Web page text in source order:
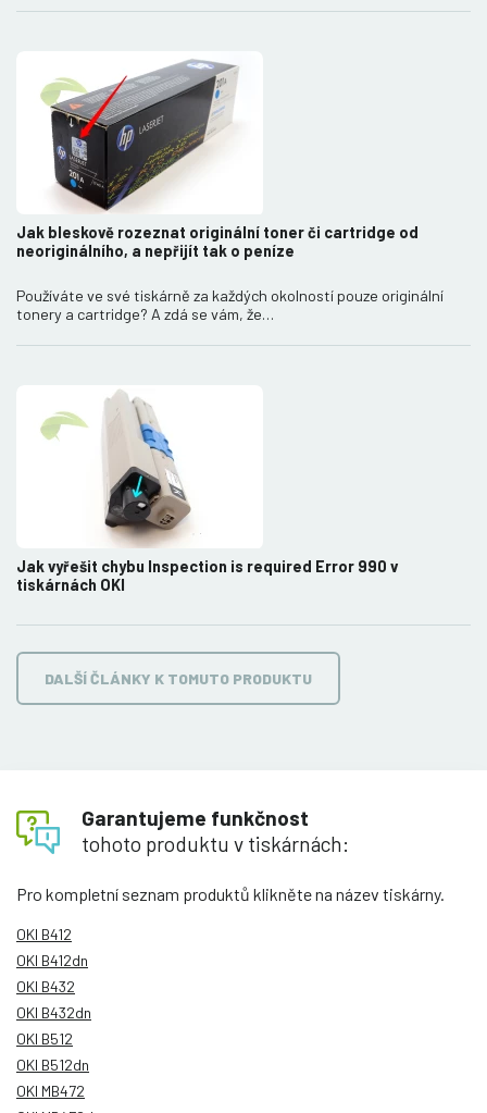
Jak bleskově rozeznat originální toner či cartridge od
neoriginálního, a nepřijít tak o peníze
Používáte ve své tiskárně za každých okolností pouze originální
tonery a cartridge? A zdá se vám, že…
Jak vyřešit chybu Inspection is required Error 990 v
tiskárnách OKI
DALŠÍ ČLÁNKY K TOMUTO PRODUKTU
Garantujeme funkčnost
tohoto produktu v tiskárnách:
Pro kompletní seznam produktů klikněte na název tiskárny.
OKI B412
OKI B412dn
OKI B432
OKI B432dn
OKI B512
OKI B512dn
OKI MB472